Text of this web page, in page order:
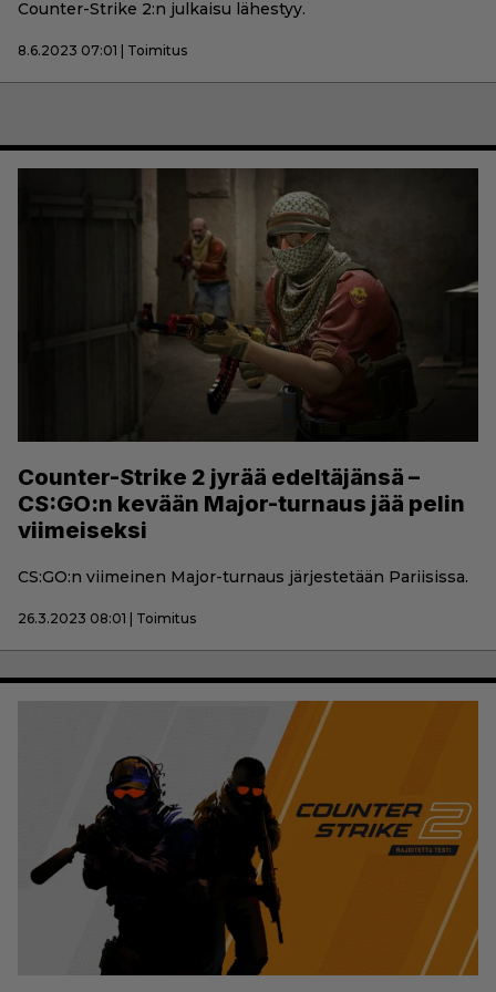
Counter-Strike 2:n julkaisu lähestyy.
8.6.2023 07:01 | Toimitus
Counter-Strike 2 jyrää edeltäjänsä –
CS:GO:n kevään Major-turnaus jää pelin
viimeiseksi
CS:GO:n viimeinen Major-turnaus järjestetään Pariisissa.
26.3.2023 08:01 | Toimitus